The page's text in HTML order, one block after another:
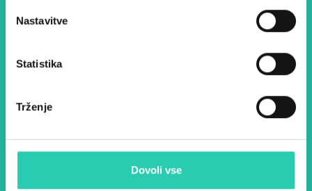
Nastavitve
Statistika
Trženje
Dovoli vse
Ime *
namen pošiljanja novic.Pravilnik o zasebnosti